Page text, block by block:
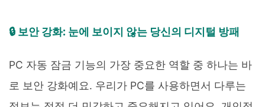
🔒 보안 강화: 눈에 보이지 않는 당신의 디지털 방패
PC 자동 잠금 기능의 가장 중요한 역할 중 하나는 바
로 보안 강화예요. 우리가 PC를 사용하면서 다루는